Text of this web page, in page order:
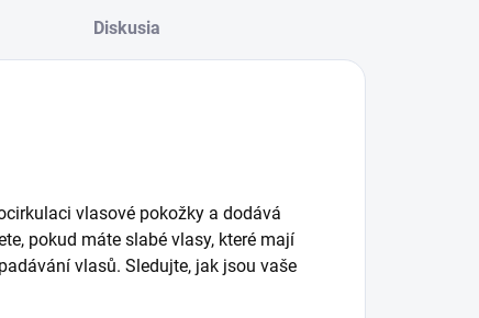
Diskusia
vlasové pokožky a dodává
pokud máte slabé vlasy, které mají
vlasů. Sledujte, jak jsou vaše